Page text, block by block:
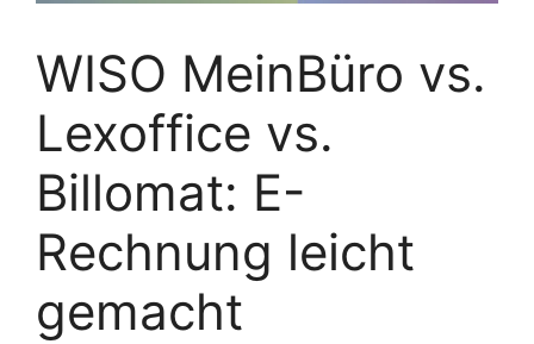
WISO MeinBüro vs.
Lexoffice vs.
Billomat: E-
Rechnung leicht
gemacht